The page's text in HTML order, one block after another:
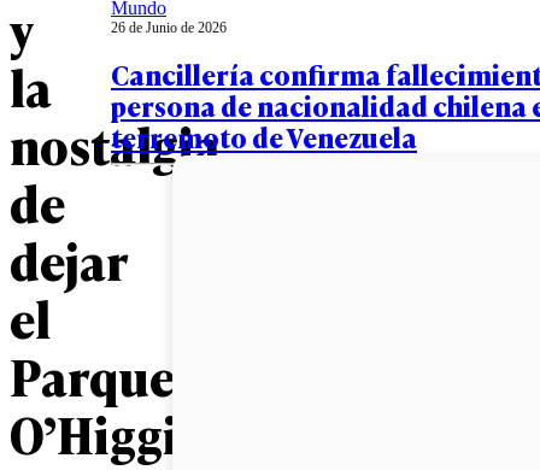
y
la
nostalgia
de
dejar
el
Parque
O’Higgins
Mundo
26 de Junio de 2026
Cancillería confirma
persona de nacionalidad chilena
terremoto de Venezuela